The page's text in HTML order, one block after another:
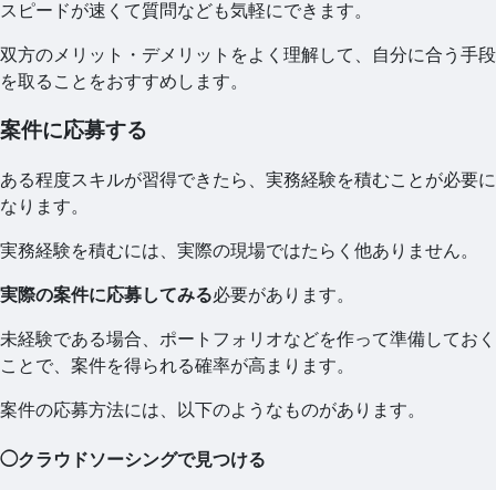
スピードが速くて質問なども気軽にできます。
双方のメリット・デメリットをよく理解して、自分に合う手段
を取ることをおすすめします。
案件に応募する
ある程度スキルが習得できたら、実務経験を積むことが必要に
なります。
実務経験を積むには、実際の現場ではたらく他ありません。
実際の案件に応募してみる必要があります。
未経験である場合、ポートフォリオなどを作って準備しておく
ことで、案件を得られる確率が高まります。
案件の応募方法には、以下のようなものがあります。
◯クラウドソーシングで見つける